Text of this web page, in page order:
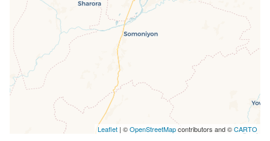
Leaflet| ©OpenStreetMapcontributors and ©CARTO